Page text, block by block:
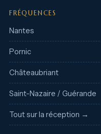
FRÉQUENCES
Nantes
Pornic
Châteaubriant
Saint-Nazaire / Guérande
Tout sur la réception →